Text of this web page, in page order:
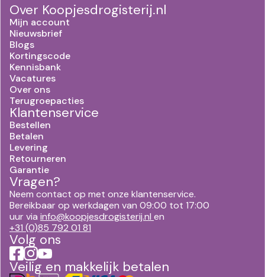
Over Koopjesdrogisterij.nl
Mijn account
Nieuwsbrief
Blogs
Kortingscode
Kennisbank
Vacatures
Over ons
Terugroepacties
Klantenservice
Bestellen
Betalen
Levering
Retourneren
Garantie
Vragen?
Neem contact op met onze klantenservice.
Bereikbaar op werkdagen van 09:00 tot 17:00
uur via info@koopjesdrogisterij.nl en
+31 (0)85 792 01 81
Volg ons
Veilig en makkelijk betalen